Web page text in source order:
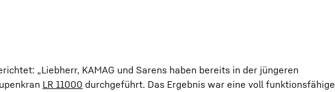
„Liebherr, KAMAG und Sarens haben bereits in der jüngeren
LR 11000 durchgeführt. Das Ergebnis war eine voll funktionsfähige